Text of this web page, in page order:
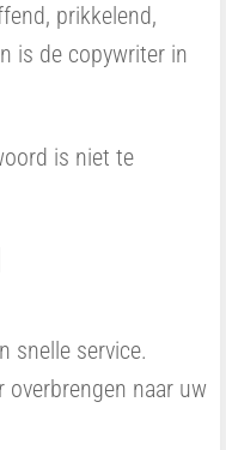
prikkelend,
is de copywriter in
is niet te
snelle service.
naar uw